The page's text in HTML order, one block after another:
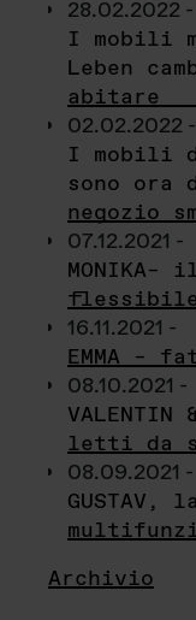
28.02.2022 -
I mobili
Leben
abitare
02.02.2022 -
I mobili
sono
negozio
07.12.2021 -
16.11.2021 -
EMMA –
08.10.2021 -
VALENTIN
letti da
08.09.2021 -
GUSTAV,
Archivio